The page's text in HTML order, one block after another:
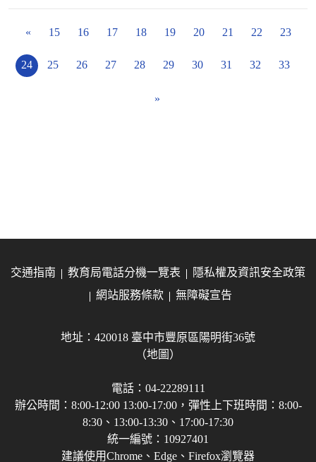
« 15 16 17 18 19 20 21 22 23
24 25 26 27 28 29 30 31 32 33
»
交通指南 教育局電話分機一覽表
隱私權及資訊安全政策
網站服務條款
無障礙宣告
地址：420018 臺中市豐原區陽明街36號
（地圖）
電話：04-22289111
辦公時間：8:00-12:00 13:00-17:00，彈性上下班時間：8:00-
8:30、13:00-13:30、17:00-17:30
統一編號：10927401
建議使用Chrome、Edge、Firefox瀏覽器